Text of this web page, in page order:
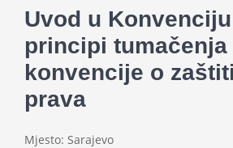
Kalendar aktivnosti
Uvod u
principi
konvencije o
prava
Mjesto: Sarajevo